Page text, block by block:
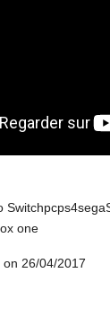
Switchpcps4sega
one
26/04/2017